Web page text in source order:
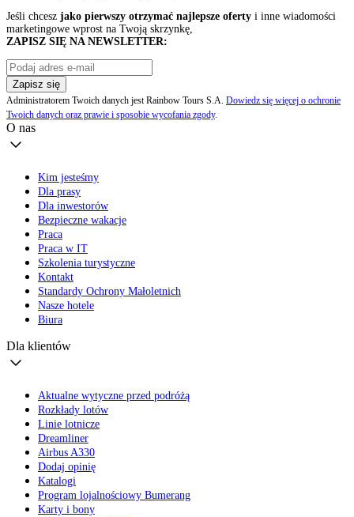
Jeśli chcesz jako pierwszy otrzymać najlepsze oferty i inne wiadomości
marketingowe wprost na Twoją skrzynkę,
ZAPISZ SIĘ NA NEWSLETTER:
Zapisz się
Administratorem Twoich danych jest Rainbow Tours S.A. Dowiedz się więcej o ochronie
Twoich danych oraz prawie i sposobie wycofania zgody.
O nas
Kim jesteśmy
Dla prasy
Dla inwestorów
Bezpieczne wakacje
Praca
Praca w IT
Szkolenia turystyczne
Kontakt
Standardy Ochrony Małoletnich
Nasze hotele
Biura
Dla klientów
Aktualne wytyczne przed podróżą
Rozkłady lotów
Linie lotnicze
Dreamliner
Airbus A330
Dodaj opinię
Katalogi
Program lojalnościowy Bumerang
Karty i bony